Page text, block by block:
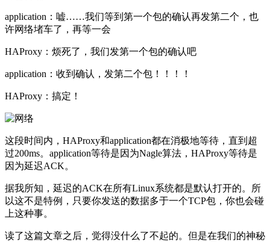
application：嘘……我们等到第一个包的确认再发第二个，也
许网络堵车了，再等一会
HAProxy：烦死了，我们发第一个包的确认吧
application：收到确认，发第二个包！！！！
HAProxy：搞定！
这段时间内，HAProxy和application都在消极地等待，直到超
过200ms。application等待是因为Nagle算法，HAProxy等待是
因为延迟ACK。
据我所知，延迟的ACK在所有Linux系统都是默认打开的。所
以这不是特例，只要你发送的数据多于一个TCP包，你也会碰
上这种事。
读了这篇文章之后，觉得没什么了不起的。但是在我们的神秘